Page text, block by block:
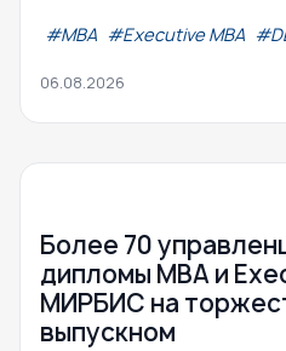
#МВА #Executive MBA
06.08.2026
Более 70
дипломы MBA и
МИРБИС на
выпускном